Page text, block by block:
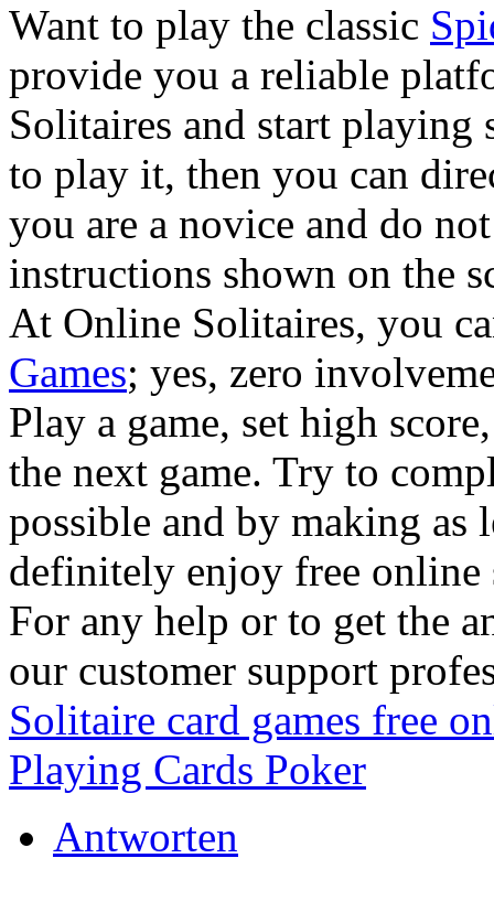
Want to play the classic
provide you a reliable
Solitaires and start
to play it, then you can
you are a novice and do
instructions shown on the
At Online Solitaires, you
Games; yes, zero
Play a game, set high
the next game. Try to
possible and by making as
definitely enjoy free online
For any help or to get the
our customer support
Solitaire card games free
Playing Cards Poker
Antworten